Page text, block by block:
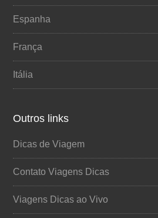
Espanha
França
Itália
Outros links
Dicas de Viagem
Contato Viagens Dicas
Viagens Dicas ao Vivo